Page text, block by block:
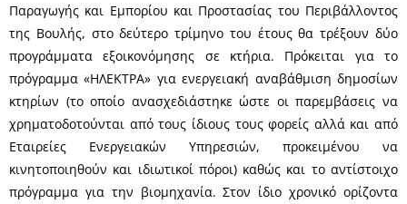
Παραγωγής και Εμπορίου και Προστασίας του Περιβάλλοντος
της Βουλής, στο δεύτερο τρίμηνο του έτους θα τρέξουν δύο
προγράμματα εξοικονόμησης σε κτήρια. Πρόκειται για το
πρόγραμμα «ΗΛΕΚΤΡΑ» για ενεργειακή αναβάθμιση δημοσίων
κτηρίων (το οποίο ανασχεδιάστηκε ώστε οι παρεμβάσεις να
χρηματοδοτούνται από τους ίδιους τους φορείς αλλά και από
Εταιρείες Ενεργειακών Υπηρεσιών, προκειμένου να
κινητοποιηθούν και ιδιωτικοί πόροι) καθώς και το αντίστοιχο
πρόγραμμα για την βιομηχανία. Στον ίδιο χρονικό ορίζοντα